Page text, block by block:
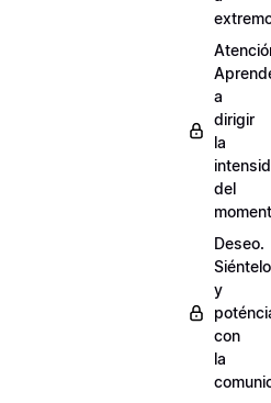
a
dirigir
la
del
Deseo.
Siéntelo
y
con
la